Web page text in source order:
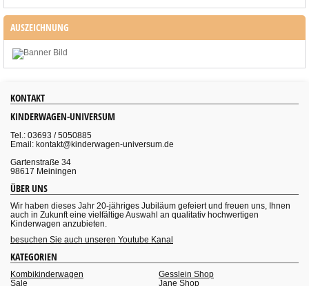
AUSZEICHNUNG
KONTAKT
KINDERWAGEN-UNIVERSUM
Tel.: 03693 / 5050885
Email: kontakt@kinderwagen-universum.de
Gartenstraße 34
98617 Meiningen
ÜBER UNS
Wir haben dieses Jahr 20-jähriges Jubiläum gefeiert und freuen uns, Ihnen
auch in Zukunft eine vielfältige Auswahl an qualitativ hochwertigen
Kinderwagen anzubieten.
besuchen Sie auch unseren Youtube Kanal
KATEGORIEN
Kombikinderwagen
Sale
Gesslein Shop
Jane Shop